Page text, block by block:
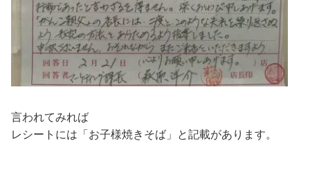
言われてみれば
レシートには「お子様焼きそば」と記載があります。